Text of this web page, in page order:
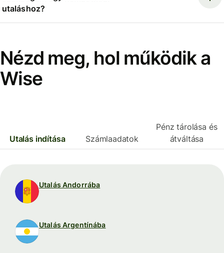
utaláshoz?
Nézd meg, hol működik a
Wise
Utalás indítása Számlaadatok
Pénz tárolása és
átváltása
Utalás Andorrába
Utalás Argentínába